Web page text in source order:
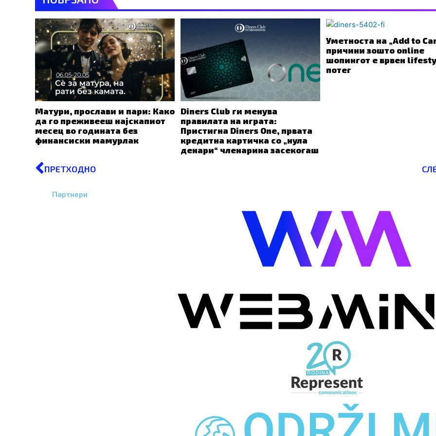
Матури, прослави и пари: Како
да го преживееш најскапиот
месец во годината без
финансиски мамурлак
Diners Club ги менува
правилата на играта:
Пристигна Diners One, првата
кредитна картичка со „нула
денари“ членарина засекогаш
Уметноста на „Add to
причини зошто online
шопингот е врвен
потег
Prev
ПРЕТХОДНО
Партнери